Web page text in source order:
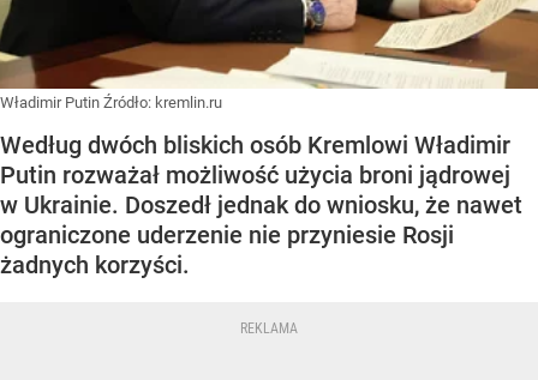
Władimir Putin Źródło: kremlin.ru
Według dwóch bliskich osób Kremlowi Władimir
Putin rozważał możliwość użycia broni jądrowej
w Ukrainie. Doszedł jednak do wniosku, że nawet
ograniczone uderzenie nie przyniesie Rosji
żadnych korzyści.